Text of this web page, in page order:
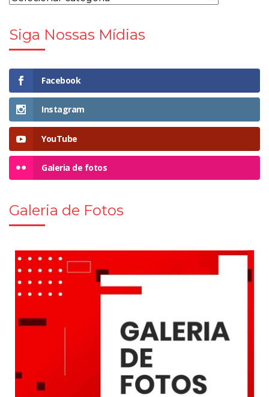
Siga Nossas Mídias
Facebook
Instagram
YouTube
Galeria de fotos
Galeria de Fotos